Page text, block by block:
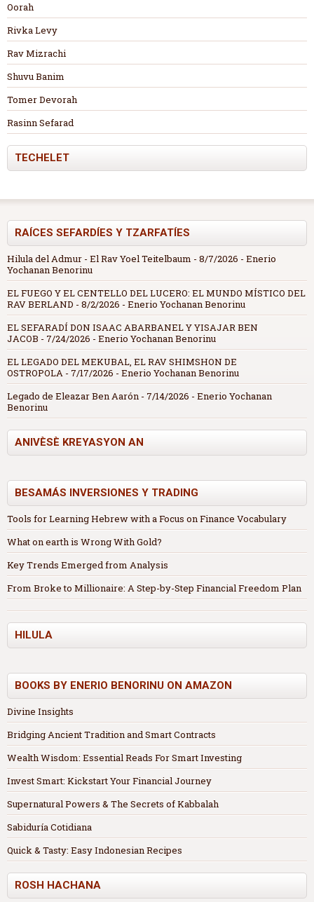
Oorah
Rivka Levy
Rav Mizrachi
Shuvu Banim
Tomer Devorah
Rasinn Sefarad
TECHELET
RAÍCES SEFARDÍES Y TZARFATÍES
Hilula del Admur - El Rav Yoel Teitelbaum - 8/7/2026 - Enerio
Yochanan Benorinu
EL FUEGO Y EL CENTELLO DEL LUCERO: EL MUNDO MÍSTICO DEL
RAV BERLAND - 8/2/2026 - Enerio Yochanan Benorinu
EL SEFARADÍ DON ISAAC ABARBANEL Y YISAJAR BEN
JACOB - 7/24/2026 - Enerio Yochanan Benorinu
EL LEGADO DEL MEKUBAL, EL RAV SHIMSHON DE
OSTROPOLA - 7/17/2026 - Enerio Yochanan Benorinu
Legado de Eleazar Ben Aarón - 7/14/2026 - Enerio Yochanan
Benorinu
ANIVÈSÈ KREYASYON AN
BESAMÁS INVERSIONES Y TRADING
Tools for Learning Hebrew with a Focus on Finance Vocabulary
What on earth is Wrong With Gold?
Key Trends Emerged from Analysis
From Broke to Millionaire: A Step-by-Step Financial Freedom Plan
HILULA
BOOKS BY ENERIO BENORINU ON AMAZON
Divine Insights
Bridging Ancient Tradition and Smart Contracts
Wealth Wisdom: Essential Reads For Smart Investing
Invest Smart: Kickstart Your Financial Journey
Supernatural Powers & The Secrets of Kabbalah
Sabiduría Cotidiana
Quick & Tasty: Easy Indonesian Recipes
ROSH HACHANA